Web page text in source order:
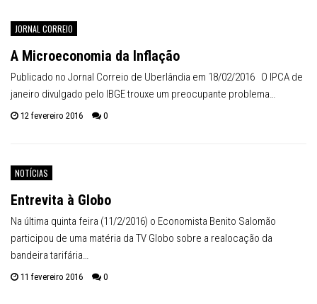
JORNAL CORREIO
A Microeconomia da Inflação
Publicado no Jornal Correio de Uberlândia em 18/02/2016 O IPCA de
janeiro divulgado pelo IBGE trouxe um preocupante problema…
12 fevereiro 2016 0
NOTÍCIAS
Entrevita à Globo
Na última quinta feira (11/2/2016) o Economista Benito Salomão
participou de uma matéria da TV Globo sobre a realocação da
bandeira tarifária…
11 fevereiro 2016 0